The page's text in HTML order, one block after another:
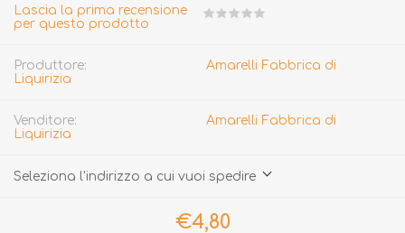
Lascia la prima recensione
per questo prodotto
Produttore:
Amarelli Fabbrica di
Liquirizia
Venditore:
Amarelli Fabbrica di
Liquirizia
Seleziona l'indirizzo a cui vuoi spedire
€4,80